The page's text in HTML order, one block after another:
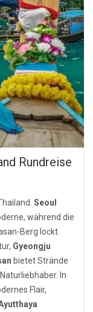
Rundreise
Seoul
während die
Berg lockt.
Gyeongju
bietet Strände
In
Flair,